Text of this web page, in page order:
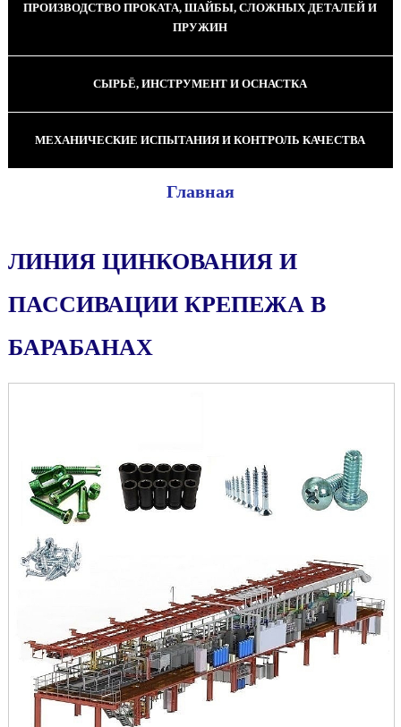
ПРОИЗВОДСТВО ПРОКАТА, ШАЙБЫ, СЛОЖНЫХ ДЕТАЛЕЙ И
ПРУЖИН
СЫРЬЁ, ИНСТРУМЕНТ И ОСНАСТКА
МЕХАНИЧЕСКИЕ ИСПЫТАНИЯ И КОНТРОЛЬ КАЧЕСТВА
Главная
ЛИНИЯ ЦИНКОВАНИЯ И
ПАССИВАЦИИ КРЕПЕЖА В
БАРАБАНАХ